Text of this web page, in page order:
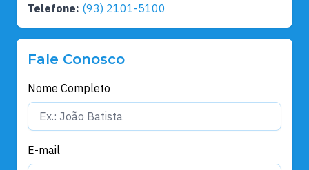
Telefone: (93) 2101-5100
Fale Conosco
Nome Completo
E-mail